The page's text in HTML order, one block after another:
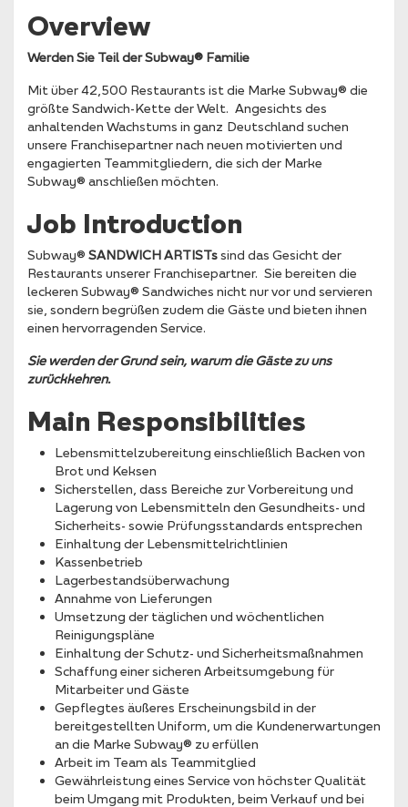
Overview
Werden Sie Teil der Subway® Familie
Mit über 42,500 Restaurants ist die Marke Subway® die
größte Sandwich-Kette der Welt. Angesichts des
anhaltenden Wachstums in ganz Deutschland suchen
unsere Franchisepartner nach neuen motivierten und
engagierten Teammitgliedern, die sich der Marke
Subway® anschließen möchten.
Job Introduction
Subway® SANDWICH ARTISTssind das Gesicht der
Restaurants unserer Franchisepartner. Sie bereiten die
leckeren Subway® Sandwiches nicht nur vor und servieren
sie, sondern begrüßen zudem die Gäste und bieten ihnen
einen hervorragenden Service.
Sie werden der Grund sein, warum die Gäste zu uns
zurückkehren.
Main Responsibilities
Lebensmittelzubereitung einschließlich Backen von
Brot und Keksen
Sicherstellen, dass Bereiche zur Vorbereitung und
Lagerung von Lebensmitteln den Gesundheits- und
Sicherheits- sowie Prüfungsstandards entsprechen
Einhaltung der Lebensmittelrichtlinien
Kassenbetrieb
Lagerbestandsüberwachung
Annahme von Lieferungen
Umsetzung der täglichen und wöchentlichen
Reinigungspläne
Einhaltung der Schutz- und Sicherheitsmaßnahmen
Schaffung einer sicheren Arbeitsumgebung für
Mitarbeiter und Gäste
Gepflegtes äußeres Erscheinungsbild in der
bereitgestellten Uniform, um die Kundenerwartungen
an die Marke Subway® zu erfüllen
Arbeit im Team als Teammitglied
Gewährleistung eines Service von höchster Qualität
beim Umgang mit Produkten, beim Verkauf und bei